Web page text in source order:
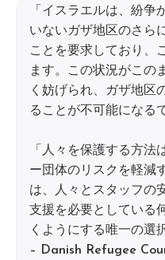
「イスラエルは、紛争
いないガザ地区のさら
ことを要求しており、
ます。この状況がこの
く妨げられ、ガザ地区
ることが不可能になる
「人々を保護する方法
ー団体のリスクを軽減
は、人々とスタッフの
支援を必要としている
くようにする唯一の選
– Danish Refugee